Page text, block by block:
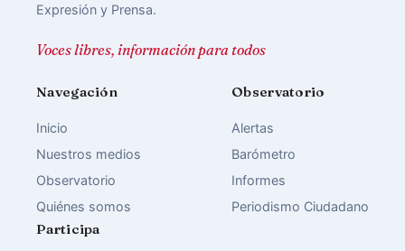
Expresión y Prensa.
Voces libres, información para todos
Navegación
Inicio
Nuestros medios
Observatorio
Quiénes somos
Observatorio
Alertas
Barómetro
Informes
Periodismo Ciudadano
Participa